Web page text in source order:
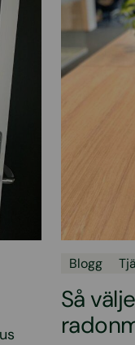
Blogg
Så